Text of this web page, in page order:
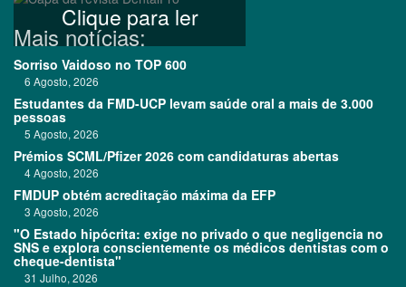
Clique para ler
Mais notícias:
Sorriso Vaidoso no TOP 600
6 Agosto, 2026
Estudantes da FMD-UCP levam saúde oral a mais de 3.000
pessoas
5 Agosto, 2026
Prémios SCML/Pfizer 2026 com candidaturas abertas
4 Agosto, 2026
FMDUP obtém acreditação máxima da EFP
3 Agosto, 2026
"O Estado hipócrita: exige no privado o que negligencia no
SNS e explora conscientemente os médicos dentistas com o
cheque-dentista"
31 Julho, 2026